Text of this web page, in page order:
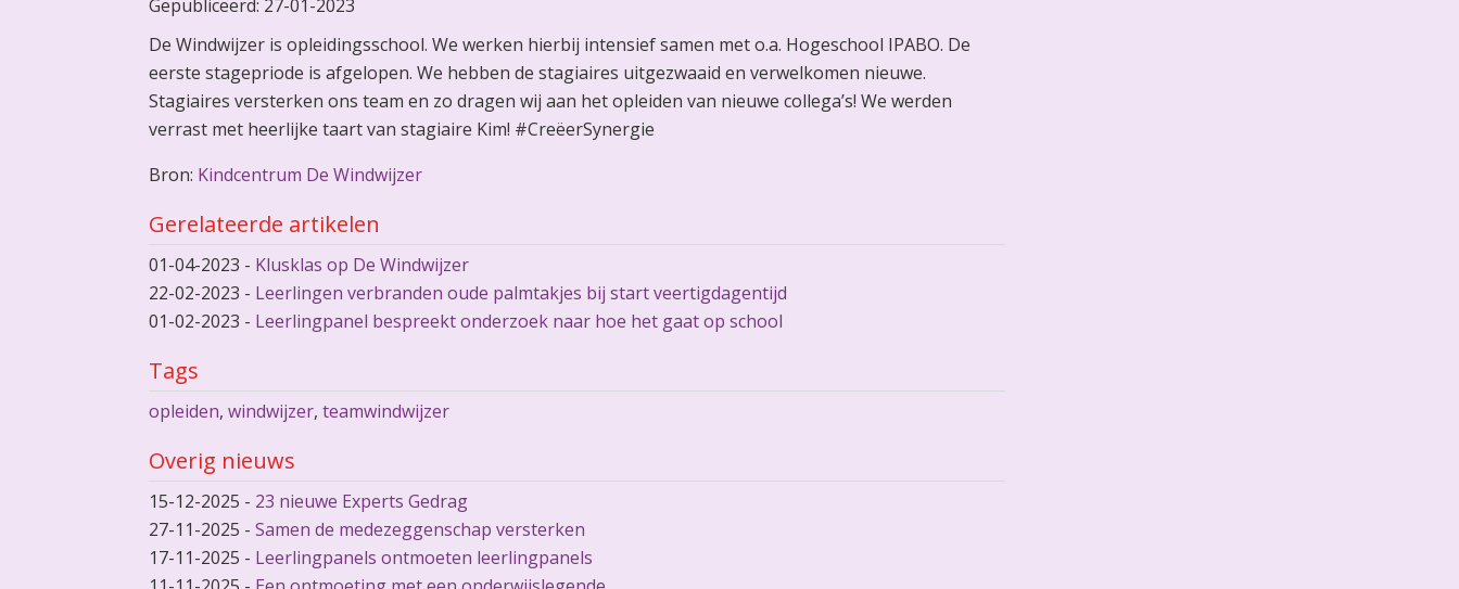
Gepubliceerd: 27-01-2023
De Windwijzer is opleidingsschool. We werken hierbij intensief samen met o.a. Hogeschool IPABO. De
eerste stagepriode is afgelopen. We hebben de stagiaires uitgezwaaid en verwelkomen nieuwe.
Stagiaires versterken ons team en zo dragen wij aan het opleiden van nieuwe collega’s! We werden
verrast met heerlijke taart van stagiaire Kim! #CreëerSynergie
Bron: Kindcentrum De Windwijzer
Gerelateerde artikelen
01-04-2023 - Klusklas op De Windwijzer
22-02-2023 - Leerlingen verbranden oude palmtakjes bij start veertigdagentijd
01-02-2023 - Leerlingpanel bespreekt onderzoek naar hoe het gaat op school
Tags
opleiden, windwijzer, teamwindwijzer
Overig nieuws
15-12-2025 - 23 nieuwe Experts Gedrag
27-11-2025 - Samen de medezeggenschap versterken
17-11-2025 - Leerlingpanels ontmoeten leerlingpanels